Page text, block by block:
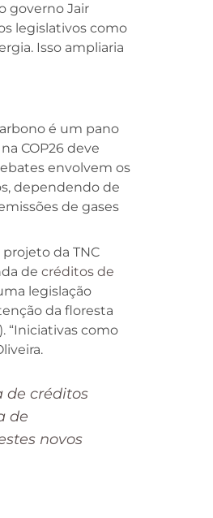
governo Jair
legislativos como
Isso ampliaria
é um pano
COP26 deve
envolvem os
dependendo de
de gases
da TNC
de créditos de
legislação
da floresta
“Iniciativas como
de créditos
de
novos